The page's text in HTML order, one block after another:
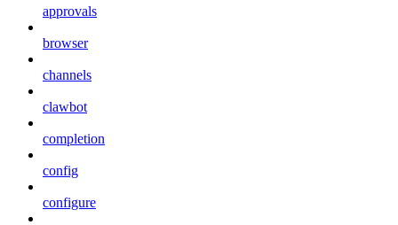
approvals
browser
channels
clawbot
completion
config
configure